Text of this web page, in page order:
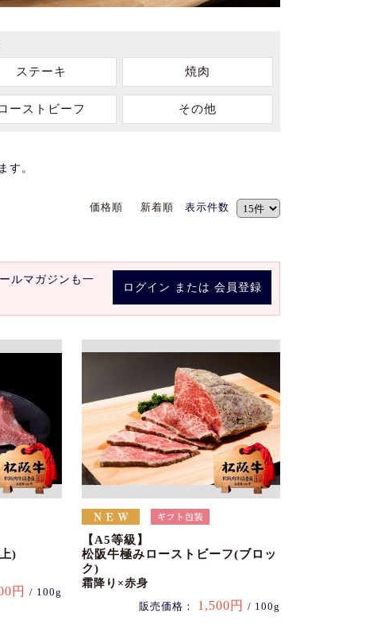
ステーキ 焼肉
ーストビーフ その他
す。
価格順 新着順 表示件数
ログイン または 会員登録
ルマガジンも一
)
円 / 100g
【A5等級】
松阪牛極みローストビーフ(ブロッ
ク)
霜降り×赤身
販売価格： 1,500円 / 100g